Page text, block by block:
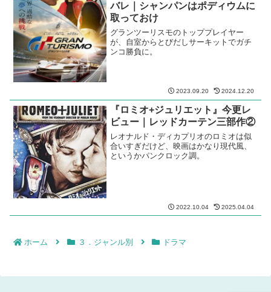
バレ｜シャンパンはポディウムに
取っておけ
グランツーリスモのトッププレイヤー
が、自室からとびだしサーキットでガチ
ンコ勝負に。
2023.09.20 2024.12.20
『ロミオ+ジュリエット』今更レ
ビュー｜レッドカーテン三部作②
レオナルド・ディカプリオのロミオは似
合いすぎだけど、映画はかなり現代風、
というかパンクロック調。
2022.10.04 2025.04.04
ホーム ３．ジャンル別 ドラマ